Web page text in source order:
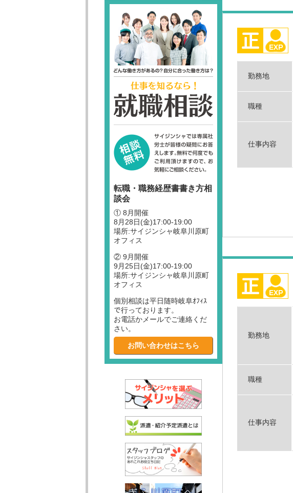
勤務地
職種
仕事内容
勤務地
職種
仕事内容
転職・職務経歴書書き方相
談会
① 8月開催
8月28日(金)17:00-19:00
場所:サイジンシャ岐阜川原町
オフィス
② 9月開催
9月25日(金)17:00-19:00
場所:サイジンシャ岐阜川原町
オフィス
個別相談は平日随時岐阜ｵﾌｨｽ
で行っております。
お電話かメールでご連絡くだ
さい。
お問い合わせはこちら